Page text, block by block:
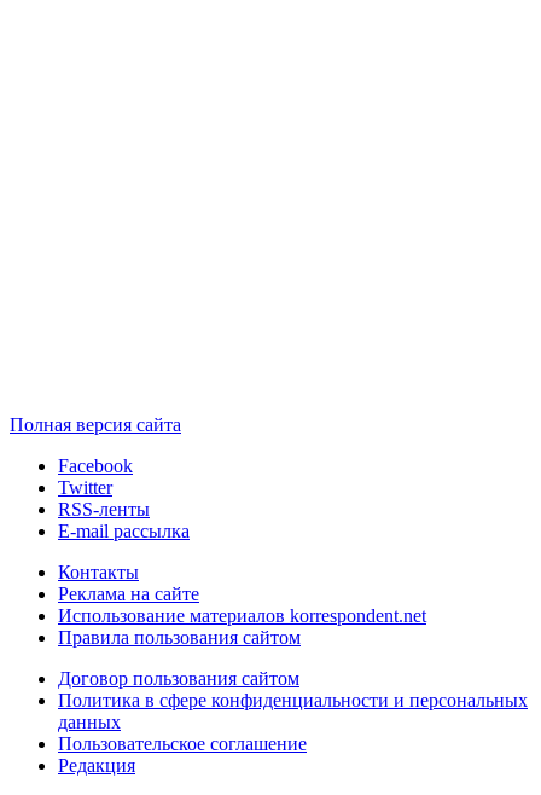
Полная версия сайта
Facebook
Twitter
RSS-ленты
E-mail рассылка
Контакты
Реклама на сайте
Использование материалов korrespondent.net
Правила пользования сайтом
Договор пользования сайтом
Политика в сфере конфиденциальности и персональных
данных
Пользовательское соглашение
Редакция